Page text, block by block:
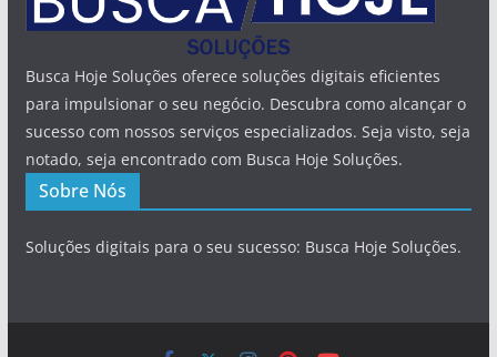
Busca Hoje Soluções oferece soluções digitais eficientes
para impulsionar o seu negócio. Descubra como alcançar o
sucesso com nossos serviços especializados. Seja visto, seja
notado, seja encontrado com Busca Hoje Soluções.
Sobre Nós
Soluções digitais para o seu sucesso: Busca Hoje Soluções.